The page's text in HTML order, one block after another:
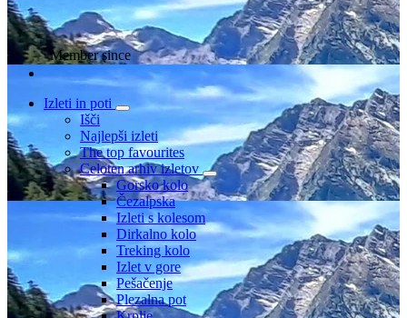
Member since
Izleti in poti
Išči
Najlepši izleti
The top favourites
Celoten arhiv izletov
Gorsko kolo
Čezalpska
Izleti s kolesom
Dirkalno kolo
Treking kolo
Izlet v gore
Pešačenje
Plezalna pot